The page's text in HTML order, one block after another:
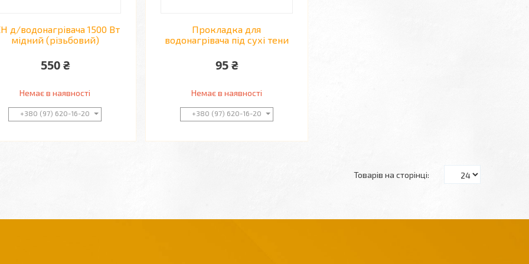
д/водонагрівача 1500 Вт
мідний (різьбовий)
550 ₴
Немає в наявності
+380 (97) 620-16-20
Прокладка для
водонагрівача під сухі тени
95 ₴
Немає в наявності
+380 (97) 620-16-20